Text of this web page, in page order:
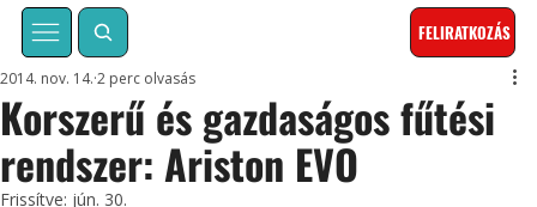
FELIRATKOZÁS
Korszerű és gazdaságos fűtési
rendszer: Ariston EVO
2014. nov. 14. 2 perc olvasás
Frissítve: jún. 30.